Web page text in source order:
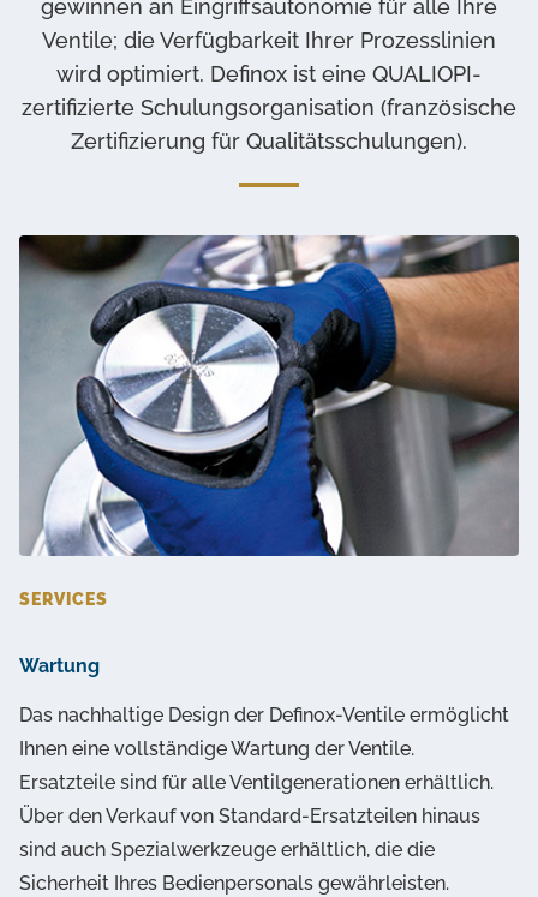
Hinzufügen ohne Rückmeldung
gewinnen an Eingriffsautonomie für alle Ihre
Ventile; die Verfügbarkeit Ihrer Prozesslinien
wird optimiert. Definox ist eine QUALIOPI-
zertifizierte Schulungsorganisation (französische
Zertifizierung für Qualitätsschulungen).
SERVICES
Wartung
Das nachhaltige Design der Definox-Ventile ermöglicht
Ihnen eine vollständige Wartung der Ventile.
Ersatzteile sind für alle Ventilgenerationen erhältlich.
Über den Verkauf von Standard-Ersatzteilen hinaus
sind auch Spezialwerkzeuge erhältlich, die die
Sicherheit Ihres Bedienpersonals gewährleisten.